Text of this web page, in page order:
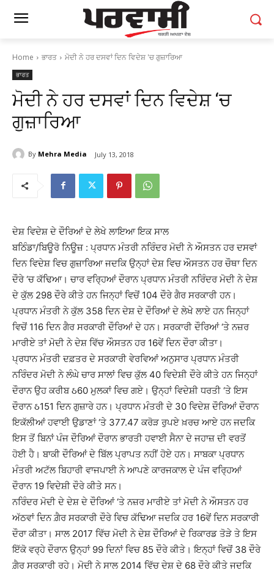
Home ਭਾਰਤ ਮੋਦੀ ਨੇ ਹਰ ਦਸਵਾਂ ਦਿਨ ਵਿਦੇਸ਼ 'ਚ ਗੁਜ਼ਾਰਿਆ
ਭਾਰਤ
ਮੋਦੀ ਨੇ ਹਰ ਦਸਵਾਂ ਦਿਨ ਵਿਦੇਸ਼ ‘ਚ
ਗੁਜ਼ਾਰਿਆ
By Mehra Media July 13, 2018
ਦੇਸ਼ ਵਿਦੇਸ਼ ਦੇ ਦੌਰਿਆਂ ਦੇ ਲੇਖੇ ਲਾਇਆ ਇਕ ਸਾਲ
ਬਠਿੰਡਾ/ਬਿਊਰੋ ਨਿਊਜ਼ : ਪ੍ਰਧਾਨ ਮੰਤਰੀ ਨਰਿੰਦਰ ਮੋਦੀ ਨੇ ਔਸਤਨ ਹਰ ਦਸਵਾਂ
ਦਿਨ ਵਿਦੇਸ਼ ਵਿਚ ਗੁਜ਼ਾਰਿਆ ਜਦਕਿ ਉਨ੍ਹਾਂ ਦੇਸ਼ ਵਿਚ ਔਸਤਨ ਹਰ ਚੌਥਾ ਦਿਨ
ਦੌਰੇ ‘ਚ ਕੱਢਿਆ। ਚਾਰ ਵਰ੍ਹਿਆਂ ਦੌਰਾਨ ਪ੍ਰਧਾਨ ਮੰਤਰੀ ਨਰਿੰਦਰ ਮੋਦੀ ਨੇ ਦੇਸ਼
ਦੇ ਕੁੱਲ 298 ਦੌਰੇ ਕੀਤੇ ਹਨ ਜਿਨ੍ਹਾਂ ਵਿਚੋਂ 104 ਦੌਰੇ ਗੈਰ ਸਰਕਾਰੀ ਹਨ।
ਪ੍ਰਧਾਨ ਮੰਤਰੀ ਨੇ ਕੁੱਲ 358 ਦਿਨ ਦੇਸ਼ ਦੇ ਦੌਰਿਆਂ ਦੇ ਲੇਖੇ ਲਾਏ ਹਨ ਜਿਨ੍ਹਾਂ
ਵਿਚੋਂ 116 ਦਿਨ ਗੈਰ ਸਰਕਾਰੀ ਦੌਰਿਆਂ ਦੇ ਹਨ। ਸਰਕਾਰੀ ਦੌਰਿਆਂ ‘ਤੇ ਨਜ਼ਰ
ਮਾਰੀਏ ਤਾਂ ਮੋਦੀ ਨੇ ਦੇਸ਼ ਵਿੱਚ ਔਸਤਨ ਹਰ 16ਵੇਂ ਦਿਨ ਦੌਰਾ ਕੀਤਾ।
ਪ੍ਰਧਾਨ ਮੰਤਰੀ ਦਫ਼ਤਰ ਦੇ ਸਰਕਾਰੀ ਵੇਰਵਿਆਂ ਅਨੁਸਾਰ ਪ੍ਰਧਾਨ ਮੰਤਰੀ
ਨਰਿੰਦਰ ਮੋਦੀ ਨੇ ਲੰਘੇ ਚਾਰ ਸਾਲਾਂ ਵਿਚ ਕੁੱਲ 40 ਵਿਦੇਸ਼ੀ ਦੌਰੇ ਕੀਤੇ ਹਨ ਜਿਨ੍ਹਾਂ
ਦੌਰਾਨ ਉਹ ਕਰੀਬ ઠ60 ਮੁਲਕਾਂ ਵਿਚ ਗਏ। ਉਨ੍ਹਾਂ ਵਿਦੇਸ਼ੀ ਧਰਤੀ ‘ਤੇ ਇਸ
ਦੌਰਾਨ ઠ151 ਦਿਨ ਗੁਜ਼ਾਰੇ ਹਨ। ਪ੍ਰਧਾਨ ਮੰਤਰੀ ਦੇ 30 ਵਿਦੇਸ਼ ਦੌਰਿਆਂ ਦੌਰਾਨ
ਇਕੱਲੀਆਂ ਹਵਾਈ ਉਡਾਣਾਂ ‘ਤੇ 377.47 ਕਰੋੜ ਰੁਪਏ ਖ਼ਰਚ ਆਏ ਹਨ ਜਦਕਿ
ਇਸ ਤੋਂ ਬਿਨਾਂ ਪੰਜ ਦੌਰਿਆਂ ਦੌਰਾਨ ਭਾਰਤੀ ਹਵਾਈ ਸੈਨਾ ਦੇ ਜਹਾਜ਼ ਦੀ ਵਰਤੋਂ
ਹੋਈ ਹੈ। ਬਾਕੀ ਦੌਰਿਆਂ ਦੇ ਬਿੱਲ ਪ੍ਰਾਪਤ ਨਹੀਂ ਹੋਏ ਹਨ। ਸਾਬਕਾ ਪ੍ਰਧਾਨ
ਮੰਤਰੀ ਅਟੱਲ ਬਿਹਾਰੀ ਵਾਜਪਾਈ ਨੇ ਆਪਣੇ ਕਾਰਜਕਾਲ ਦੇ ਪੰਜ ਵਰ੍ਹਿਆਂ
ਦੌਰਾਨ 19 ਵਿਦੇਸ਼ੀ ਦੌਰੇ ਕੀਤੇ ਸਨ।
ਨਰਿੰਦਰ ਮੋਦੀ ਦੇ ਦੇਸ਼ ਦੇ ਦੌਰਿਆਂ ‘ਤੇ ਨਜ਼ਰ ਮਾਰੀਏ ਤਾਂ ਮੋਦੀ ਨੇ ਔਸਤਨ ਹਰ
ਅੱਠਵਾਂ ਦਿਨ ਗ਼ੈਰ ਸਰਕਾਰੀ ਦੌਰੇ ਵਿਚ ਕੱਢਿਆ ਜਦਕਿ ਹਰ 16ਵੇਂ ਦਿਨ ਸਰਕਾਰੀ
ਦੌਰਾ ਕੀਤਾ। ਸਾਲ 2017 ਵਿੱਚ ਮੋਦੀ ਨੇ ਦੇਸ਼ ਦੌਰਿਆਂ ਦੇ ਰਿਕਾਰਡ ਤੋੜੇ ਤੇ ਇਸ
ਇੱਕੋ ਵਰ੍ਹੇ ਦੌਰਾਨ ਉਨ੍ਹਾਂ 99 ਦਿਨਾਂ ਵਿਚ 85 ਦੌਰੇ ਕੀਤੇ। ਇਨ੍ਹਾਂ ਵਿਚੋਂ 38 ਦੌਰੇ
ਗ਼ੈਰ ਸਰਕਾਰੀ ਰਹੇ। ਮੋਦੀ ਨੇ ਸਾਲ 2014 ਵਿੱਚ ਦੇਸ਼ ਦੇ 68 ਦੌਰੇ ਕੀਤੇ ਜਦਕਿ